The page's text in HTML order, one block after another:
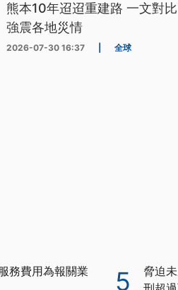
熊本10年迢迢重建路 一文對
強震各地災情
2026-07-30 16:37 全球
務費用為報關業
5
脅迫